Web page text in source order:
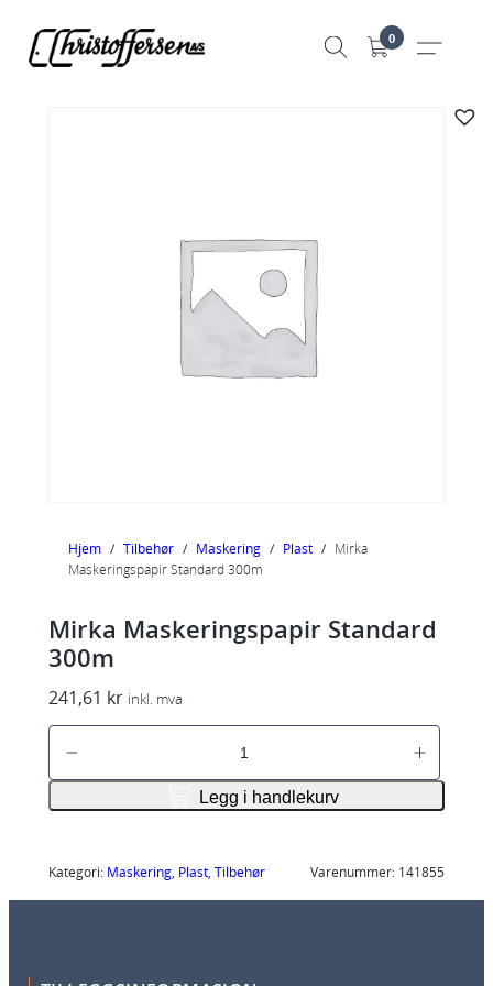
0
Hjem / Tilbehør / Maskering / Plast / Mirka
Maskeringspapir Standard 300m
Mirka Maskeringspapir Standard
300m
241,61 kr inkl. mva
M
M
a
Legg i handlekurv
Kategori: Maskering, Plast, Tilbehør Varenummer: 141855